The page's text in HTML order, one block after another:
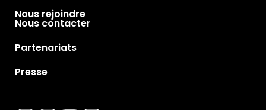
Nous rejoindre
Nous contacter
Partenariats
Presse